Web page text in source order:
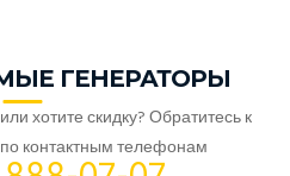
ГЕНЕРАТОРЫ
хотите скидку? Обратитесь к
контактным телефонам